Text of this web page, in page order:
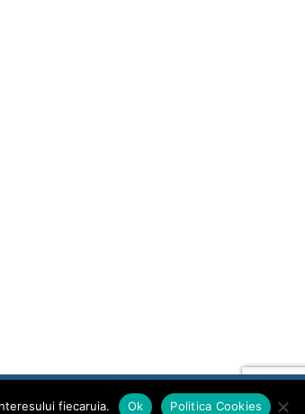
cu caracter personal Euronews Romania
fiecaruia. Ok Politica Cookies